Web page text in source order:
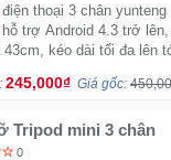
thoại 3 chân
trợ Android 4.3 trở
43cm, kéo dài tối đa lên
245,000₫ Giá gốc:
Tripod mini 3 chân
0